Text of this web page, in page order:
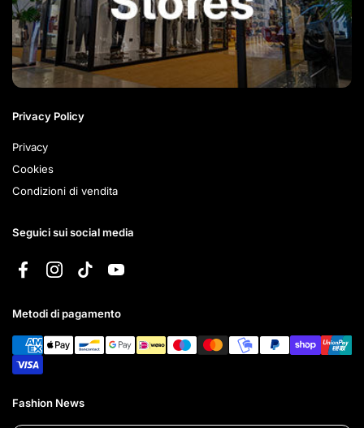
Privacy Policy
Privacy
Cookies
Condizioni di vendita
Seguici sui social media
FacebookInstagramTikTokYouTube
Metodi di pagamento
Fashion News